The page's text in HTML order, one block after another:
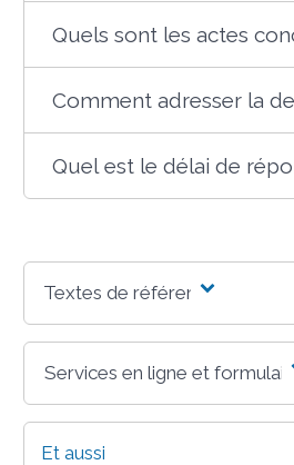
Quels sont les actes
Comment adresser la
Quel est le délai de
Textes de référence
Services en ligne et
Et aussi